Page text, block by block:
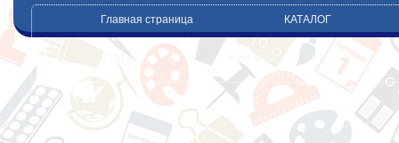
Главная страница КАТАЛОГ
Статьи Контакты